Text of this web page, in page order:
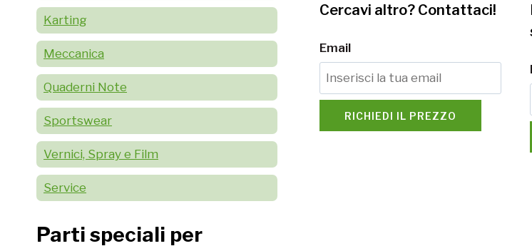
Cercavi altro? Contattaci!
Email
RICHIEDI IL PREZZO
Karting
Meccanica
Quaderni Note
Sportswear
Vernici, Spray e Film
Service
Parti speciali per